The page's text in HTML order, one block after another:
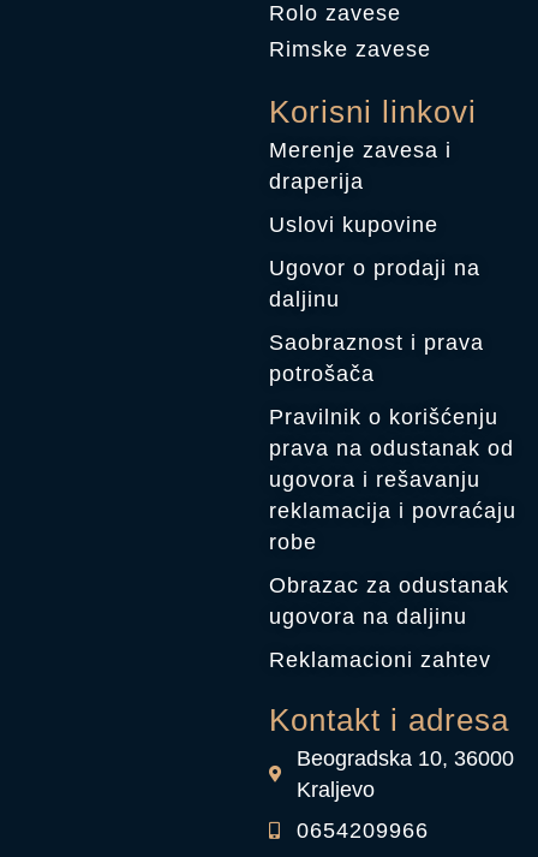
Rolo zavese
Rimske zavese
Korisni linkovi
Merenje zavesa i
draperija
Uslovi kupovine
Ugovor o prodaji na
daljinu
Saobraznost i prava
potrošača
Pravilnik o korišćenju
prava na odustanak od
ugovora i rešavanju
reklamacija i povraćaju
robe
Obrazac za odustanak
ugovora na daljinu
Reklamacioni zahtev
Kontakt i adresa
Beogradska 10, 36000
Kraljevo
0654209966